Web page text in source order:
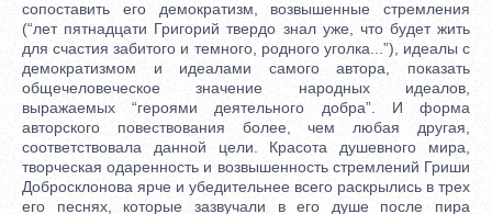
сопоставить его демократизм, возвышенные стремления
(“лет пятнадцати Григорий твердо знал уже, что будет жить
для счастия забитого и темного, родного уголка...”), идеалы с
демократизмом и идеалами самого автора, показать
общечеловеческое значение народных идеалов,
выражаемых “героями деятельного добра”. И форма
авторского повествования более, чем любая другая,
соответствовала данной цели. Красота душевного мира,
творческая одаренность и возвышенность стремлений Гриши
Добросклонова ярче и убедительнее всего раскрылись в трех
его песнях, которые зазвучали в его душе после пира